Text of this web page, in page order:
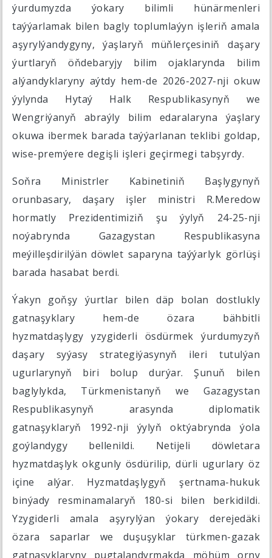
ýurdumyzda ýokary bilimli hünärmenleri
taýýarlamak bilen bagly toplumlaýyn işleriň amala
aşyrylýandygyny, ýaşlaryň müňlerçesiniň daşary
ýurtlaryň öňdebaryjy bilim ojaklarynda bilim
alýandyklaryny aýtdy hem-de 2026-2027-nji okuw
ýylynda Hytaý Halk Respublikasynyň we
Wengriýanyň abraýly bilim edaralaryna ýaşlary
okuwa ibermek barada taýýarlanan teklibi goldap,
wise-premýere degişli işleri geçirmegi tabşyrdy.
Soňra Ministrler Kabinetiniň Başlygynyň
orunbasary, daşary işler ministri R.Meredow
hormatly Prezidentimiziň şu ýylyň 24-25-nji
noýabrynda Gazagystan Respublikasyna
meýilleşdirilýän döwlet saparyna taýýarlyk görlüşi
barada hasabat berdi.
Ýakyn goňşy ýurtlar bilen däp bolan dostlukly
gatnaşyklary hem-de özara bähbitli
hyzmatdaşlygy yzygiderli ösdürmek ýurdumyzyň
daşary syýasy strategiýasynyň ileri tutulýan
ugurlarynyň biri bolup durýar. Şunuň bilen
baglylykda, Türkmenistanyň we Gazagystan
Respublikasynyň arasynda diplomatik
gatnaşyklaryň 1992-nji ýylyň oktýabrynda ýola
goýlandygy bellenildi. Netijeli döwletara
hyzmatdaşlyk okgunly ösdürilip, dürli ugurlary öz
içine alýar. Hyzmatdaşlygyň şertnama-hukuk
binýady resminamalaryň 180-si bilen berkidildi.
Yzygiderli amala aşyrylýan ýokary derejedäki
özara saparlar we duşuşyklar türkmen-gazak
gatnaşyklaryny pugtalandyrmakda möhüm orny